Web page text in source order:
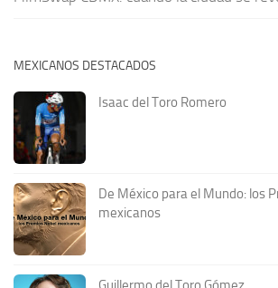
MEXICANOS DESTACADOS
Isaac del Toro Romero
De México para el Mundo: los
mexicanos